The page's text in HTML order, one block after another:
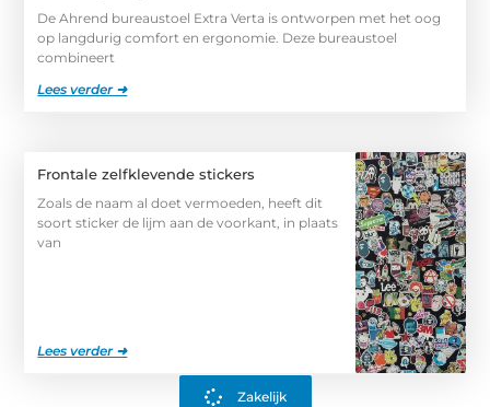
De Ahrend bureaustoel Extra Verta is ontworpen met het oog
op langdurig comfort en ergonomie. Deze bureaustoel
combineert
Lees verder ➜
Frontale zelfklevende stickers
Zoals de naam al doet vermoeden, heeft dit
soort sticker de lijm aan de voorkant, in plaats
van
Lees verder ➜
Zakelijk